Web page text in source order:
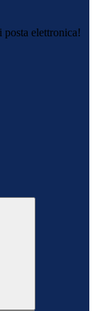
posta elettronica!